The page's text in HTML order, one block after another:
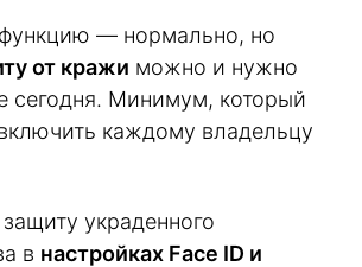
— нормально, но
от кражи можно и нужно
сегодня. Минимум, который
каждому владельцу
украденного
в настройках Face ID и